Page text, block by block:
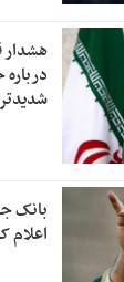
هشدار
بانک
اعلام